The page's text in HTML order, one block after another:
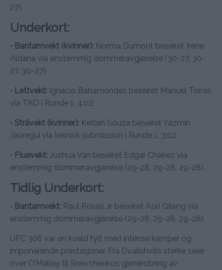
27).
Underkort:
• Bantamvekt (kvinner): Norma Dumont beseiret Irene
Aldana via enstemmig dommeravgjørelse (30-27, 30-
27, 30-27).
• Lettvekt: Ignacio Bahamondes beseiret Manuel Torres
via TKO i Runde 1, 4:02.
• Stråvekt (kvinner): Ketlen Souza beseiret Yazmin
Jauregui via teknisk submission i Runde 1, 3:02.
• Fluevekt: Joshua Van beseiret Edgar Chairez via
enstemmig dommeravgjørelse (29-28, 29-28, 29-28).
Tidlig Underkort:
• Bantamvekt: Raul Rosas Jr. beseiret Aori Qileng via
enstemmig dommeravgjørelse (29-28, 29-28, 29-28).
UFC 306 var en kveld fylt med intense kamper og
imponerende prestasjoner. Fra Dvalishvilis sterke seier
over O’Malley til Shevchenkos gjenerobring av